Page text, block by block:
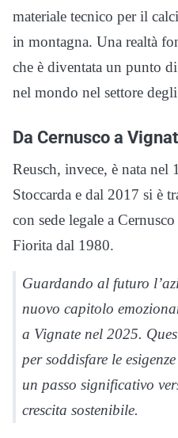
materiale tecnico per il
in montagna. Una realtà
che è diventata un punto
nel mondo nel settore
Da Cernusco a
Reusch, invece, è nata nel
Stoccarda e dal 2017 si è
con sede legale a
Fiorita dal 1980.
Guardando al futuro
nuovo capitolo
a Vignate nel 2025.
per soddisfare le
un passo significativo
crescita sostenibile.